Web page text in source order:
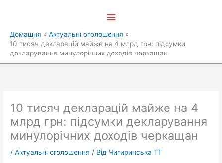
меню
Домашня
Актуальні оголошення
10 тисяч декларацій майже на 4 млрд грн: підсумки
декларування минулорічних доходів черкащан
10 тисяч декларацій майже на 4
млрд грн: підсумки декларування
минулорічних доходів черкащан
/Актуальні оголошення / Від Чигиринська ТГ